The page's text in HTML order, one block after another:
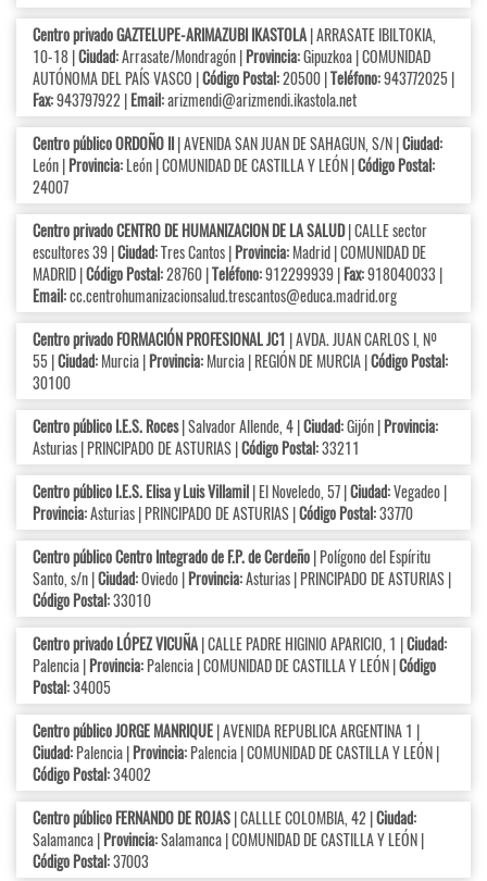
Centro privado GAZTELUPE-ARIMAZUBI IKASTOLA| ARRASATE IBILTOKIA,
10-18 |Ciudad:Arrasate/Mondragón |Provincia:Gipuzkoa | COMUNIDAD
AUTÓNOMA DEL PAÍS VASCO |Código Postal:20500 |Teléfono:943772025 |
Fax:943797922 |Email:arizmendi@arizmendi.ikastola.net
Centro público ORDOÑO II| AVENIDA SAN JUAN DE SAHAGUN, S/N |Ciudad:
León |Provincia:León | COMUNIDAD DE CASTILLA Y LEÓN |Código Postal:
24007
Centro privado CENTRO DE HUMANIZACION DE LA SALUD| CALLE sector
escultores 39 |Ciudad:Tres Cantos |Provincia:Madrid | COMUNIDAD DE
MADRID |Código Postal:28760 |Teléfono:912299939 |Fax:918040033 |
Email:cc.centrohumanizacionsalud.trescantos@educa.madrid.org
Centro privado FORMACIÓN PROFESIONAL JC1 | AVDA. JUAN CARLOS I, Nº
55 |Ciudad:Murcia |Provincia:Murcia | REGIÓN DE MURCIA |Código Postal:
30100
Centro público I.E.S. Roces| Salvador Allende, 4 |Ciudad:Gijón |Provincia:
Asturias | PRINCIPADO DE ASTURIAS |Código Postal:33211
Centro público I.E.S. Elisa y Luis Villamil| El Noveledo, 57 |Ciudad:Vegadeo |
Provincia:Asturias | PRINCIPADO DE ASTURIAS |Código Postal:33770
Centro público Centro Integrado de F.P. de Cerdeño| Polígono del Espíritu
Santo, s/n |Ciudad:Oviedo |Provincia:Asturias | PRINCIPADO DE ASTURIAS |
Código Postal:33010
Centro privado LÓPEZ VICUÑA| CALLE PADRE HIGINIO APARICIO, 1 |Ciudad:
Palencia |Provincia:Palencia | COMUNIDAD DE CASTILLA Y LEÓN |Código
Postal:34005
Centro público JORGE MANRIQUE| AVENIDA REPUBLICA ARGENTINA 1 |
Ciudad:Palencia |Provincia:Palencia | COMUNIDAD DE CASTILLA Y LEÓN |
Código Postal:34002
Centro público FERNANDO DE ROJAS| CALLLE COLOMBIA, 42 |Ciudad:
Salamanca |Provincia:Salamanca | COMUNIDAD DE CASTILLA Y LEÓN |
Código Postal:37003